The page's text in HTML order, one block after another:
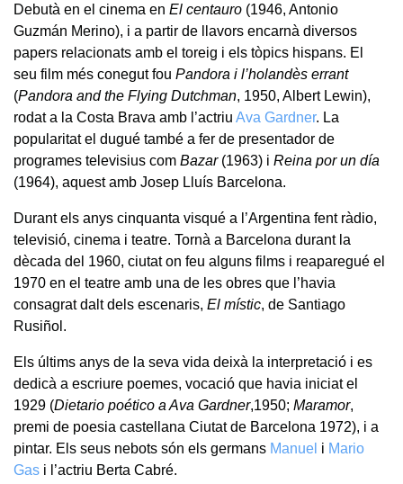
Debutà en el cinema en El centauro (1946, Antonio
Guzmán Merino), i a partir de llavors encarnà diversos
papers relacionats amb el toreig i els tòpics hispans. El
seu film més conegut fou Pandora i l’holandès errant
(Pandora and the Flying Dutchman, 1950, Albert Lewin),
rodat a la Costa Brava amb l’actriu Ava Gardner. La
popularitat el dugué també a fer de presentador de
programes televisius com Bazar(1963) i Reina por un día
(1964), aquest amb Josep Lluís Barcelona.
Durant els anys cinquanta visqué a l’Argentina fent ràdio,
televisió, cinema i teatre. Tornà a Barcelona durant la
dècada del 1960, ciutat on feu alguns films i reaparegué el
1970 en el teatre amb una de les obres que l’havia
consagrat dalt dels escenaris, El místic, de Santiago
Rusiñol.
Els últims anys de la seva vida deixà la interpretació i es
dedicà a escriure poemes, vocació que havia iniciat el
1929 (Dietario poético a Ava Gardner,1950; Maramor,
premi de poesia castellana Ciutat de Barcelona 1972), i a
pintar. Els seus nebots són els germans Manuel i Mario
Gas i l’actriu Berta Cabré.